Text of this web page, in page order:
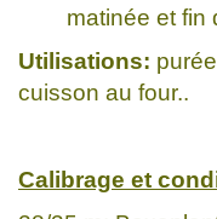
matinée et fin
Utilisations:
cuisson au four..
Calibrage et